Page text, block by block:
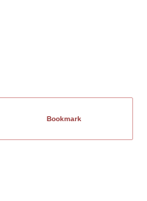
Bookmark